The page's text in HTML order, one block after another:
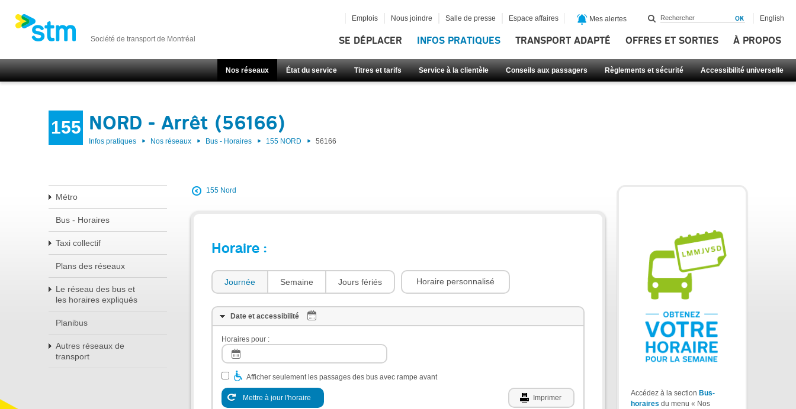
Société de transport de Montréal SE DÉPLACER INFOS PRATIQUES TRANSPORT ADAPTÉ OFFRES ET SORTIES À PROPOS
Nos réseaux État du service Titres et tarifs Service à la clientèle Conseils aux passagers Règlements et sécurité Accessibilité universelle
Emplois Nous joindre Salle de presse Espace affaires Mes alertes English
155 NORD - Arrêt (56166)
Infos pratiques Nos réseaux Bus - Horaires 155 NORD 56166
Métro
Bus - Horaires
Taxi collectif
Plans des réseaux
Le réseau des bus et
les horaires expliqués
Planibus
Autres réseaux de
transport
155 Nord
Horaire :
Journée Semaine Jours fériés Horaire personnalisé
Date et accessibilité
Horaires pour :
Afficher seulement les passages des bus avec rampe avant
Mettre à jour l'horaire Imprimer
Accédez à la section Bus-
horaires du menu « Nos